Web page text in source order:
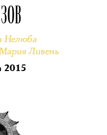
Нелюба
Ливень
2015